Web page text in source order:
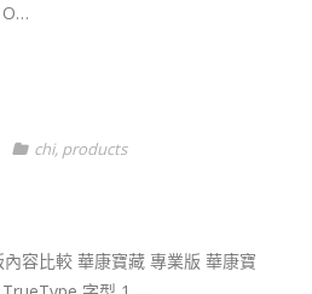
O…
chi, products
容比較 華康寶藏 專業版 華康寶